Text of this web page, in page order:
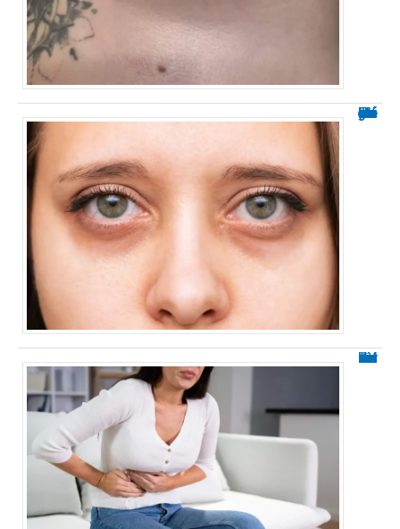
Prix de la chirurgie de la poche sous les yeux : infos clés
Les causes émotionnelles du diverticule